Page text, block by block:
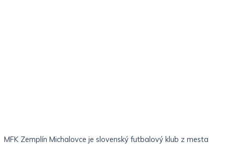
MFK Zemplín Michalovce je slovenský futbalový klub z mesta